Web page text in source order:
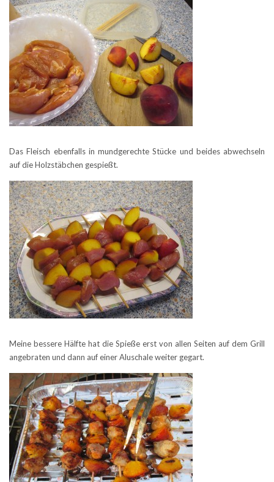
Das Fleisch ebenfalls in mundgerechte Stücke und beides abwechseln
auf die Holzstäbchen gespießt.
Meine bessere Hälfte hat die Spieße erst von allen Seiten auf dem Grill
angebraten und dann auf einer Aluschale weiter gegart.